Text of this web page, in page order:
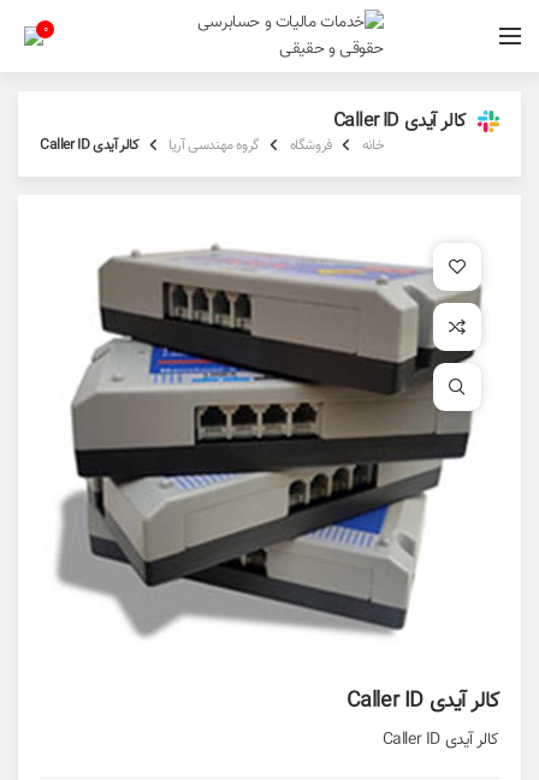
0
کالر آیدی Caller ID
خانه فروشگاه گروه مهندسی آریا کالر آیدی Caller ID
افزودن به علاقه مندی
برای بزرگنمایی کلیک کنید
کالر آیدی Caller ID
کالر آیدی Caller ID